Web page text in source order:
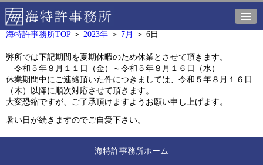
海特許事務所TOP＞ 2023年 ＞ 7月 ＞ 6日
弊所では下記期間を夏期休暇のため休業とさせて頂きます。
令和５年８月１１日（金）～令和５年８月１６日（水）
休業期間中にご連絡頂いた件につきましては、令和５年８月１６日
（木）以降に順次対応させて頂きます。
大変恐縮ですが、ご了承頂けますようお願い申し上げます。
暑い日が続きますのでご自愛下さい。
海特許事務所ホーム